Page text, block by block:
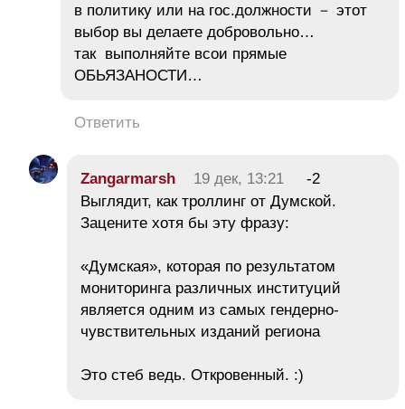
в политику или на гос.должности － этот
выбор вы делаете добровольно…
так выполняйте всои прямые
ОБЬЯЗАНОСТИ…
Ответить
Zangarmarsh 19 дек, 13:21
-2
Выглядит, как троллинг от Думской.
Зацените хотя бы эту фразу:
«Думская», которая по результатом
мониторинга различных институций
является одним из самых гендерно-
чувствительных изданий региона
Это стеб ведь. Откровенный. :)